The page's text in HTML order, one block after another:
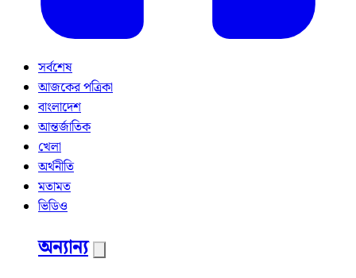
সর্বশেষ
আজকের পত্রিকা
বাংলাদেশ
আন্তর্জাতিক
খেলা
অর্থনীতি
মতামত
ভিডিও
অন্যান্য